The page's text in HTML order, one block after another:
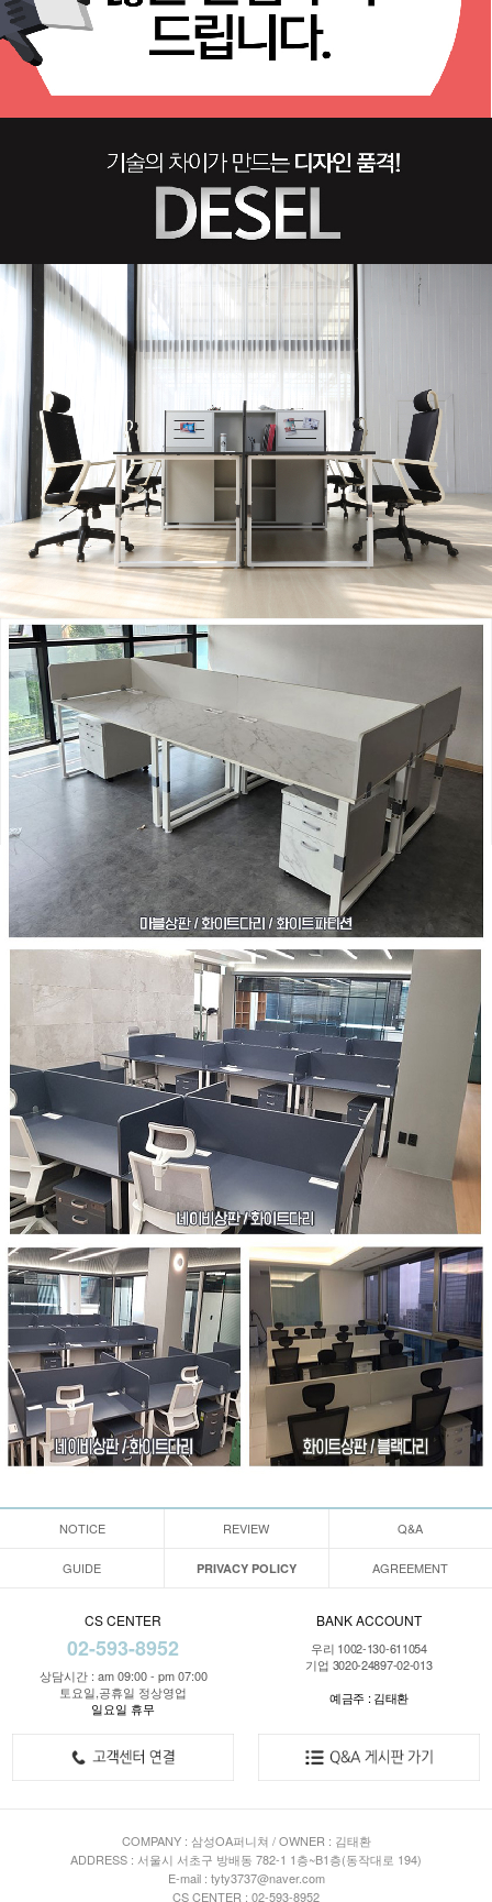
NOTICE REVIEW Q&A
GUIDE PRIVACY POLICY AGREEMENT
CS CENTER
02-593-8952
상담시간 : am 09:00 - pm 07:00
토요일,공휴일 정상영업
일요일 휴무
BANK ACCOUNT
우리 1002-130-611054
기업 3020-24897-02-013
예금주 : 김태환
COMPANY : 삼성OA퍼니쳐 / OWNER : 김태환
ADDRESS : 서울시 서초구 방배동 782-1 1층~B1층(동작대로 194)
E-mail : tyty3737@naver.com
CS CENTER : 02-593-8952